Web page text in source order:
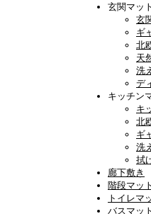
玄関マット
玄
ギ
北
天
洗
デ
キッチン
キ
北
ギ
洗
拭
廊下敷き
階段マット
トイレマ
バスマット